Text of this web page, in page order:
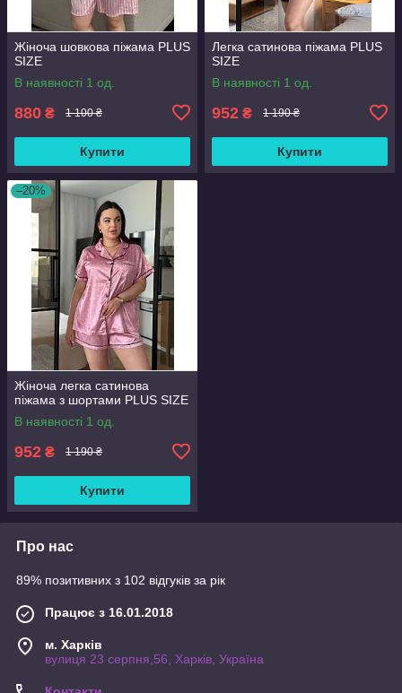
Жіноча шовкова піжама PLUS
SIZE
В наявності 1 од.
880 ₴ 1 100 ₴
Купити
Легка сатинова піжама PLUS
SIZE
В наявності 1 од.
952 ₴ 1 190 ₴
Купити
–20%
Жіноча легка сатинова
піжама з шортами PLUS SIZE
В наявності 1 од.
952 ₴ 1 190 ₴
Купити
Про нас
89% позитивних з 102 відгуків за рік
Працює з 16.01.2018
м. Харків
вулиця 23 серпня,56, Харків, Україна